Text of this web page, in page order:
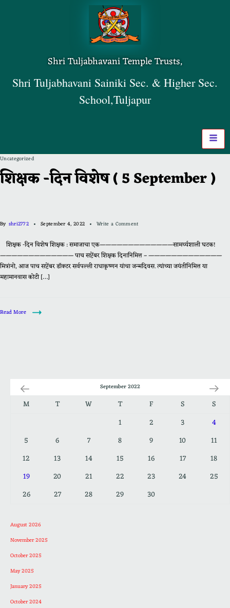
Shri Tuljabhavani Temple Trusts,
Shri Tuljabhavani Sainiki Sec. & Higher Sec.
School,Tuljapur
Uncategorized
शिक्षक -दिन विशेष ( 5 September )
By shri2772 September 4, 2022 Write a Comment
शिक्षक -दिन विशेष शिक्षक : समाजाचा एक—————————————सामर्थ्यशाली घटक!
————————————— पाच सप्टेंबर शिक्षक दिनानिमित्त – —————————————
मित्रांनो, आज पाच सप्टेंबर डॉक्टर सर्वपल्ली राधाकृष्णन यांचा जन्मदिवस. त्यांच्या जयंतीनिमित्त या
महामानवास कोटी […]
Read More
September 2022
M T W T F S
S
1
2 3
4
5
6 7 8 9 10
11
12
13 14 15 16 17
18
19
20 21 22 23 24
25
26
27 28 29 30
August 2026
November 2025
October 2025
May 2025
January 2025
October 2024